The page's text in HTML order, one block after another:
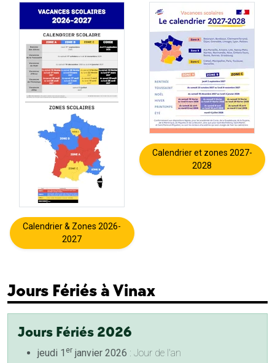
Calendrier & Zones 2026-
2027
Calendrier et zones 2027-
2028
Jours Fériés à Vinax
Jours Fériés 2026
jeudi 1 er janvier 2026 : Jour de l'an